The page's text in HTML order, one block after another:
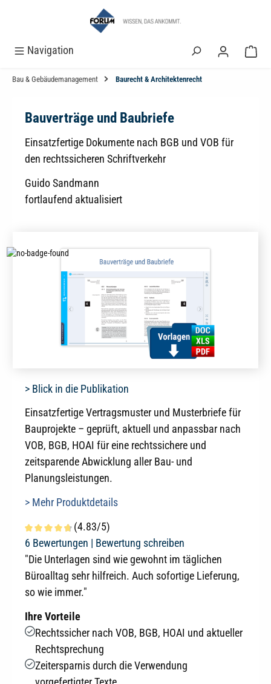
Navigation
Bau & Gebäudemanagement Baurecht & Architektenrecht
Bauverträge und Baubriefe
Einsatzfertige Dokumente nach BGB und VOB für
den rechtssicheren Schriftverkehr
Guido Sandmann
fortlaufend aktualisiert
> Blick in die Publikation
Einsatzfertige Vertragsmuster und Musterbriefe für
Bauprojekte – geprüft, aktuell und anpassbar nach
VOB, BGB, HOAI für eine rechtssichere und
zeitsparende Abwicklung aller Bau- und
Planungsleistungen.
> Mehr Produktdetails
Durchschnittliche Bewertung von 4.8 von 5 Sternen
(4.83/5)
6 Bewertungen | Bewertung schreiben
"Die Unterlagen sind wie gewohnt im täglichen
Büroalltag sehr hilfreich. Auch sofortige Lieferung,
so wie immer."
Ihre Vorteile
Rechtssicher nach VOB, BGB, HOAI und aktueller
Rechtsprechung
Zeitersparnis durch die Verwendung